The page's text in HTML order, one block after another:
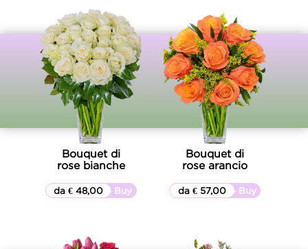
Bouquet di
rose bianche
▷▷ Buy
da € 48,00
Bouquet di
rose arancio
▷▷ Buy
da € 57,00